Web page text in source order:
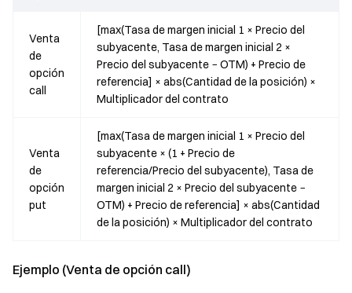
Venta
de
opción
call
[max(Tasa de margen inicial 1 × Precio del
subyacente, Tasa de margen inicial 2 ×
Precio del subyacente − OTM) + Precio de
referencia] × abs(Cantidad de la posición) ×
Multiplicador del contrato
Venta
de
opción
put
[max(Tasa de margen inicial 1 × Precio del
subyacente × (1 + Precio de
referencia/Precio del subyacente), Tasa de
margen inicial 2 × Precio del subyacente −
OTM) + Precio de referencia] × abs(Cantidad
de la posición) × Multiplicador del contrato
Ejemplo (Venta de opción call)